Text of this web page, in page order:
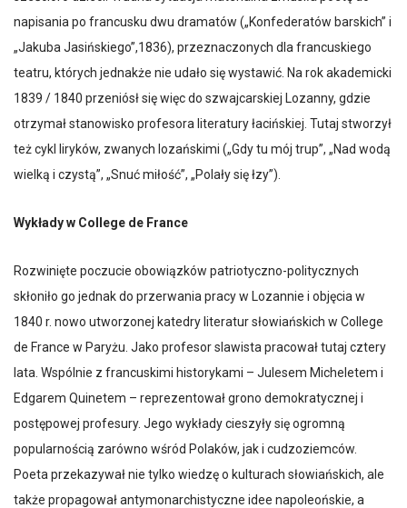
napisania po francusku dwu dramatów („Konfederatów barskich” i
„Jakuba Jasińskiego”,1836), przeznaczonych dla francuskiego
teatru, których jednakże nie udało się wystawić. Na rok akademicki
1839 / 1840 przeniósł się więc do szwajcarskiej Lozanny, gdzie
otrzymał stanowisko profesora literatury łacińskiej. Tutaj stworzył
też cykl liryków, zwanych lozańskimi („Gdy tu mój trup”, „Nad wodą
wielką i czystą”, „Snuć miłość”, „Polały się łzy”).
Wykłady w College de France
Rozwinięte poczucie obowiązków patriotyczno-politycznych
skłoniło go jednak do przerwania pracy w Lozannie i objęcia w
1840 r. nowo utworzonej katedry literatur słowiańskich w College
de France w Paryżu. Jako profesor slawista pracował tutaj cztery
lata. Wspólnie z francuskimi historykami – Julesem Micheletem i
Edgarem Quinetem – reprezentował grono demokratycznej i
postępowej profesury. Jego wykłady cieszyły się ogromną
popularnością zarówno wśród Polaków, jak i cudzoziemców.
Poeta przekazywał nie tylko wiedzę o kulturach słowiańskich, ale
także propagował antymonarchistyczne idee napoleońskie, a